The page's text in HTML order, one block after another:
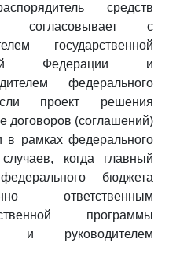
средств
согласовывает с
государственной
Федерации и
федерального
проект решения
договоров (соглашений)
в рамках федерального
когда главный
бюджета
ответственным
программы
и руководителем